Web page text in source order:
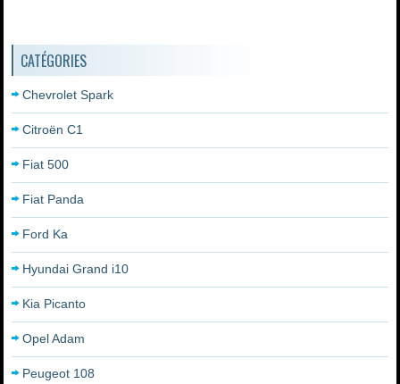
CATÉGORIES
Chevrolet Spark
Citroën C1
Fiat 500
Fiat Panda
Ford Ka
Hyundai Grand i10
Kia Picanto
Opel Adam
Peugeot 108